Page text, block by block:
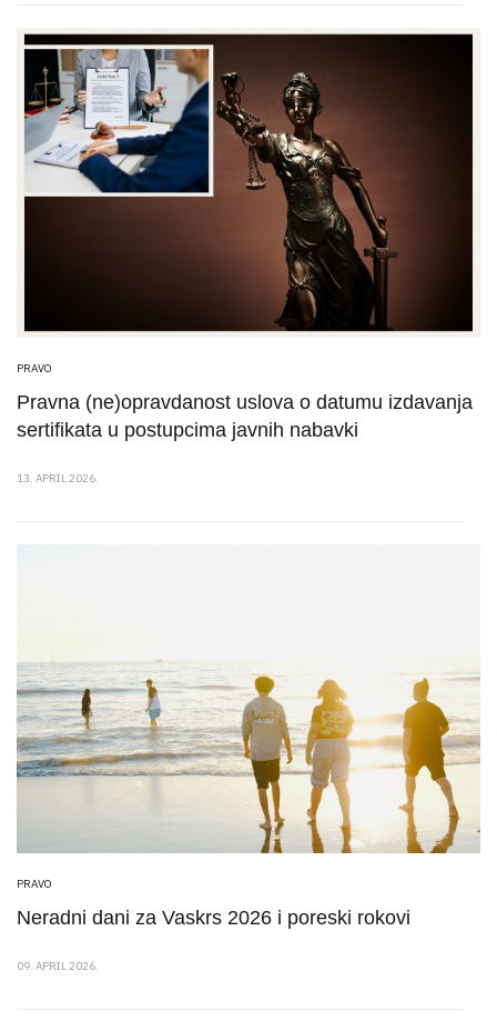
PRAVO
Pravna (ne)opravdanost uslova o datumu izdavanja
sertifikata u postupcima javnih nabavki
13. APRIL 2026.
PRAVO
Neradni dani za Vaskrs 2026 i poreski rokovi
09. APRIL 2026.